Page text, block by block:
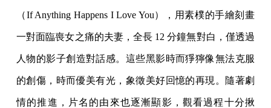
（If Anything Happens I Love You），用素樸的手繪刻畫
一對面臨喪女之痛的夫妻，全長 12 分鐘無對白，僅透過
人物的影子創造對話感。這些黑影時而猙獰像無法克服
的創傷，時而優美有光，象徵美好回憶的再現。隨著劇
情的推進，片名的由來也逐漸顯影，觀看過程十分揪